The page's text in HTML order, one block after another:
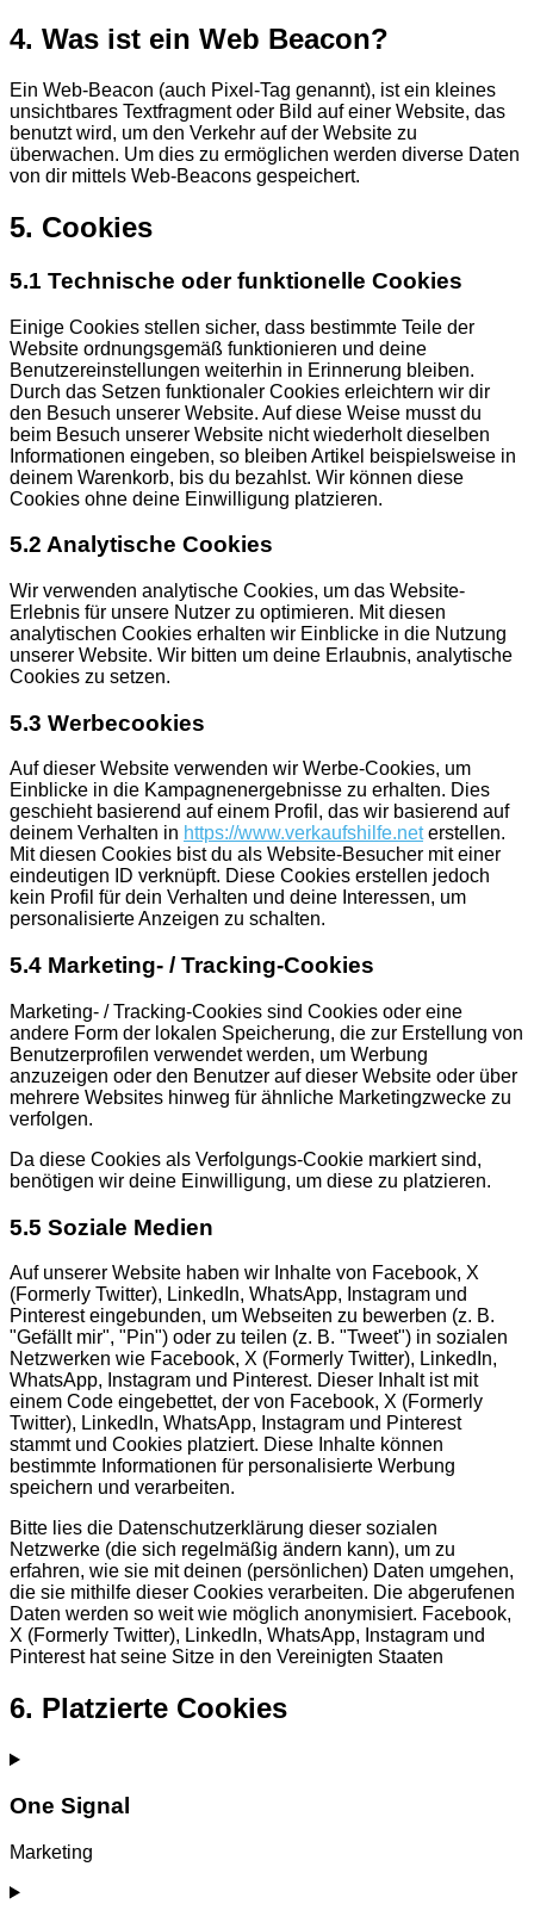
4. Was ist ein Web Beacon?
Ein Web-Beacon (auch Pixel-Tag genannt), ist ein kleines
unsichtbares Textfragment oder Bild auf einer Website, das
benutzt wird, um den Verkehr auf der Website zu
überwachen. Um dies zu ermöglichen werden diverse Daten
von dir mittels Web-Beacons gespeichert.
5. Cookies
5.1 Technische oder funktionelle Cookies
Einige Cookies stellen sicher, dass bestimmte Teile der
Website ordnungsgemäß funktionieren und deine
Benutzereinstellungen weiterhin in Erinnerung bleiben.
Durch das Setzen funktionaler Cookies erleichtern wir dir
den Besuch unserer Website. Auf diese Weise musst du
beim Besuch unserer Website nicht wiederholt dieselben
Informationen eingeben, so bleiben Artikel beispielsweise in
deinem Warenkorb, bis du bezahlst. Wir können diese
Cookies ohne deine Einwilligung platzieren.
5.2 Analytische Cookies
Wir verwenden analytische Cookies, um das Website-
Erlebnis für unsere Nutzer zu optimieren. Mit diesen
analytischen Cookies erhalten wir Einblicke in die Nutzung
unserer Website. Wir bitten um deine Erlaubnis, analytische
Cookies zu setzen.
5.3 Werbecookies
Auf dieser Website verwenden wir Werbe-Cookies, um
Einblicke in die Kampagnenergebnisse zu erhalten. Dies
geschieht basierend auf einem Profil, das wir basierend auf
deinem Verhalten in https://www.verkaufshilfe.neterstellen.
Mit diesen Cookies bist du als Website-Besucher mit einer
eindeutigen ID verknüpft. Diese Cookies erstellen jedoch
kein Profil für dein Verhalten und deine Interessen, um
personalisierte Anzeigen zu schalten.
5.4 Marketing- / Tracking-Cookies
Marketing- / Tracking-Cookies sind Cookies oder eine
andere Form der lokalen Speicherung, die zur Erstellung von
Benutzerprofilen verwendet werden, um Werbung
anzuzeigen oder den Benutzer auf dieser Website oder über
mehrere Websites hinweg für ähnliche Marketingzwecke zu
verfolgen.
Da diese Cookies als Verfolgungs-Cookie markiert sind,
benötigen wir deine Einwilligung, um diese zu platzieren.
5.5 Soziale Medien
Auf unserer Website haben wir Inhalte von Facebook, X
(Formerly Twitter), LinkedIn, WhatsApp, Instagram und
Pinterest eingebunden, um Webseiten zu bewerben (z. B.
"Gefällt mir", "Pin") oder zu teilen (z. B. "Tweet") in sozialen
Netzwerken wie Facebook, X (Formerly Twitter), LinkedIn,
WhatsApp, Instagram und Pinterest. Dieser Inhalt ist mit
einem Code eingebettet, der von Facebook, X (Formerly
Twitter), LinkedIn, WhatsApp, Instagram und Pinterest
stammt und Cookies platziert. Diese Inhalte können
bestimmte Informationen für personalisierte Werbung
speichern und verarbeiten.
Bitte lies die Datenschutzerklärung dieser sozialen
Netzwerke (die sich regelmäßig ändern kann), um zu
erfahren, wie sie mit deinen (persönlichen) Daten umgehen,
die sie mithilfe dieser Cookies verarbeiten. Die abgerufenen
Daten werden so weit wie möglich anonymisiert. Facebook,
X (Formerly Twitter), LinkedIn, WhatsApp, Instagram und
Pinterest hat seine Sitze in den Vereinigten Staaten
6. Platzierte Cookies
One Signal
Marketing
Consent